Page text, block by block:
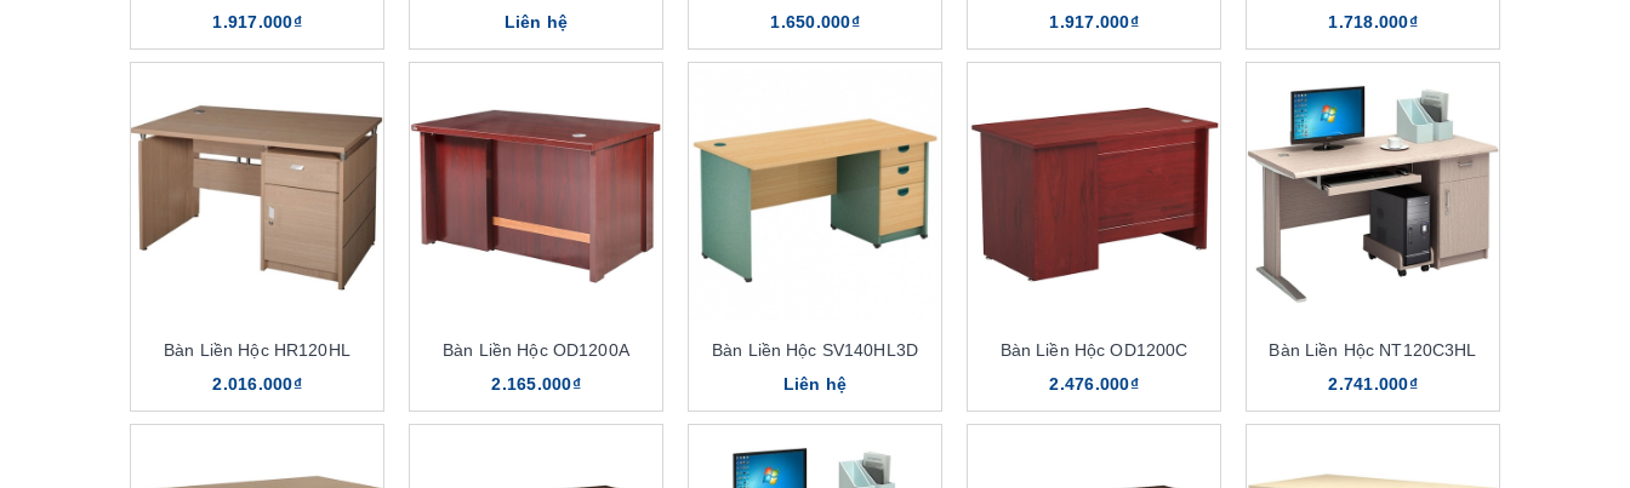
1.917.000₫
Liên hệ
1.650.000₫
1.917.000₫
1.718.000₫
Bàn Liền Hộc HR120HL
2.016.000₫
Bàn Liền Hộc OD1200A
2.165.000₫
Bàn Liền Hộc SV140HL3D
Liên hệ
Bàn Liền Hộc OD1200C
2.476.000₫
Bàn Liền Hộc NT120C3HL
2.741.000₫